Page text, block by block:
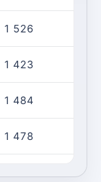
1 526
1 423
1 484
1 478